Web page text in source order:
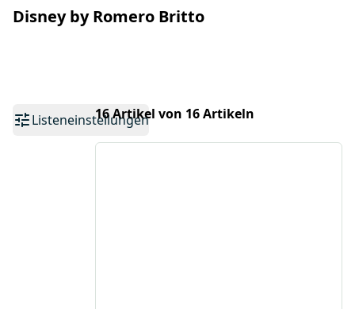
Disney by Romero Britto
Listeneinstellungen16 Artikel von 16 Artikeln